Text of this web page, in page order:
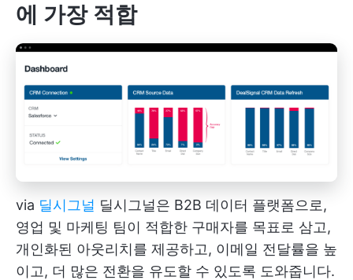
에 가장 적합
via 딜시그널 딜시그널은 B2B 데이터 플랫폼으로,
영업 및 마케팅 팀이 적합한 구매자를 목표로 삼고,
개인화된 아웃리치를 제공하고, 이메일 전달률을 높
이고, 더 많은 전환을 유도할 수 있도록 도와줍니다.